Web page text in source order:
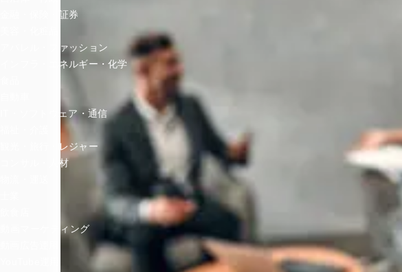
金融・保険・証券
アパレル・ファッション
インフラ・エネルギー・化学
IT・ソフトウェア・通信
観光・旅行・レジャー
コンサル・人材
動画マーケティング